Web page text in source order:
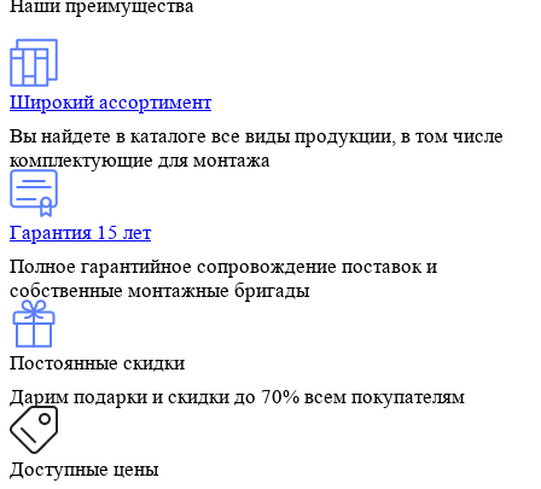
Наши преимущества
Широкий ассортимент
Вы найдете в каталоге все виды продукции, в том числе
комплектующие для монтажа
Гарантия 15 лет
Полное гарантийное сопровождение поставок и
собственные монтажные бригады
Постоянные скидки
Дарим подарки и скидки до 70% всем покупателям
Доступные цены